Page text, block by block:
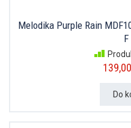
Melodika Purple Rain
Do